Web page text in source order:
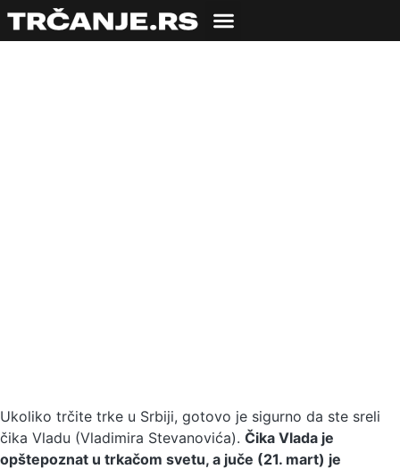
Ukoliko trčite trke u Srbiji, gotovo je sigurno da ste sreli
čika Vladu (Vladimira Stevanovića). Čika Vlada je
opštepoznat u trkačom svetu, a juče (21. mart) je